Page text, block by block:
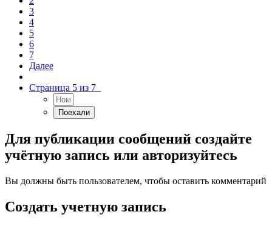
3
4
5
6
7
Далее
Страница 5 из 7
Для публикации сообщений создайте
учётную запись или авторизуйтесь
Вы должны быть пользователем, чтобы оставить комментарий
Создать учетную запись